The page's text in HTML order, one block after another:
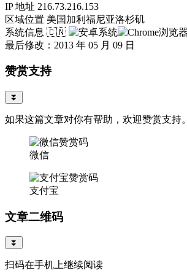
IP 地址 216.73.216.153
区域位置 美国加利福尼亚洛杉矶
系统信息 🇨🇳
最后修改：2013 年 05 月 09 日
赞赏支持
⏬
如果这篇文章对你有帮助，欢迎赞赏支持。
微信
支付宝
文章二维码
⏬
扫码在手机上继续阅读